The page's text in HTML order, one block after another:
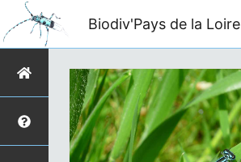
Biodiv'Pays de la Loire